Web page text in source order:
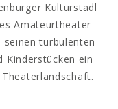
Kulturstadl
Amateurtheater
turbulenten
Kinderstücken ein